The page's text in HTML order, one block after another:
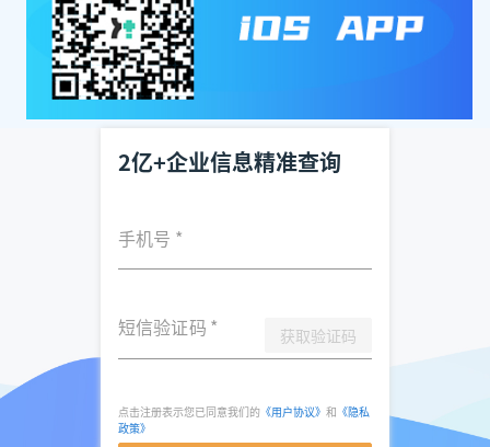
2亿+企业信息精准查询
手机号 *
短信验证码 * 获取验证码
点击注册表示您已同意我们的 《用户协议》 和 《隐私
政策》